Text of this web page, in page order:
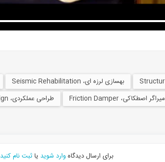
بهسازی لرزه ای، Seismic Rehabilitation
میراگر اصطکاکی، Friction Damper
طراحی عملکردی، Performance Based Seismic Design
برای ارسال دیدگاهوارد شوید یاثبت نام کنید